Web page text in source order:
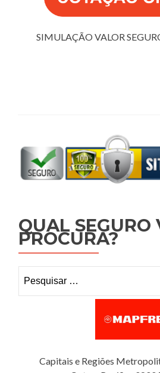
SIMULAÇÃO VALOR
QUAL SEGURO
PROCURA?
Capitais e Regiões